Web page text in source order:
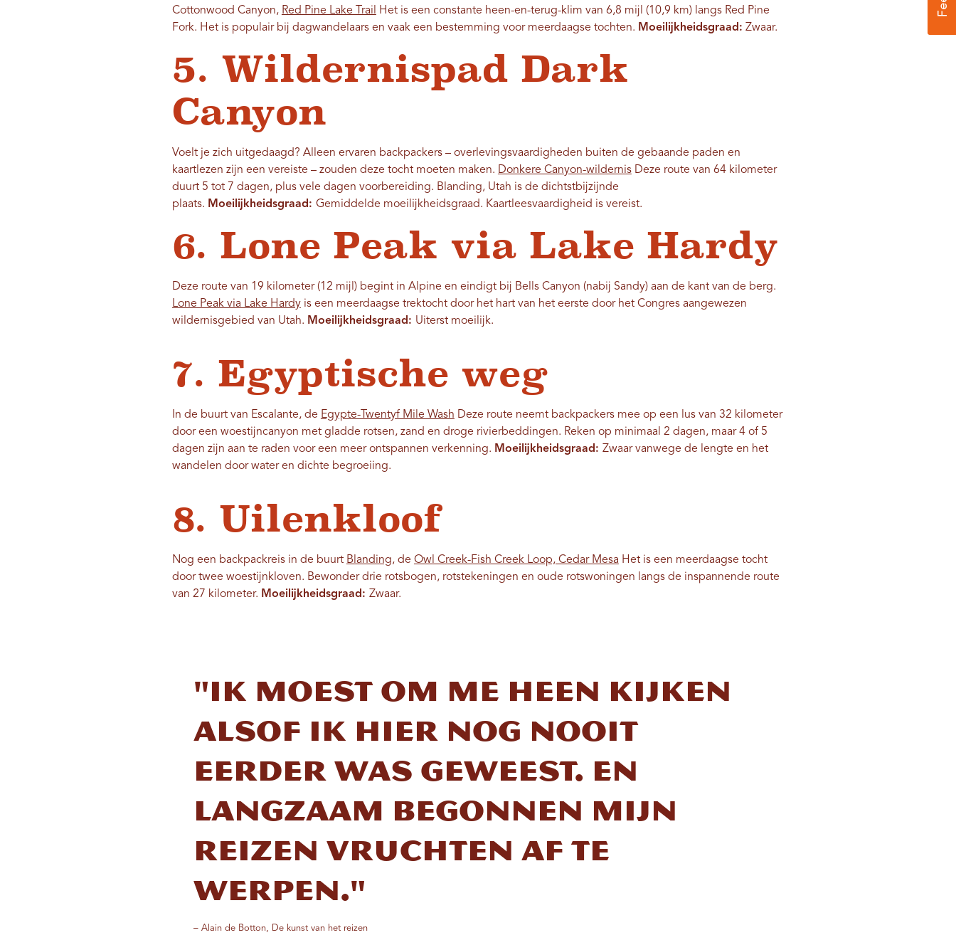
Cottonwood Canyon, Red Pine Lake Trail
Het is een constante heen-en-terug-klim van 6,8 mijl (10,9 km) langs Red Pine
Fork. Het is populair bij dagwandelaars en vaak een bestemming voor meerdaagse tochten. Moeilijkheidsgraad: Zwaar.
5. Wildernispad Dark
Canyon
Voelt je zich uitgedaagd? Alleen ervaren backpackers – overlevingsvaardigheden buiten de gebaande paden en
kaartlezen zijn een vereiste – zouden deze tocht moeten maken. Donkere Canyon-wildernisDeze route van 64 kilometer
duurt 5 tot 7 dagen, plus vele dagen voorbereiding. Blanding, Utah is de dichtstbijzijnde
plaats. Moeilijkheidsgraad: Gemiddelde moeilijkheidsgraad. Kaartleesvaardigheid is vereist.
6. Lone Peak via Lake Hardy
Deze route van 19 kilometer (12 mijl) begint in Alpine en eindigt bij Bells Canyon (nabij Sandy) aan de kant van de berg.
Lone Peak via Lake Hardyis een meerdaagse trektocht door het hart van het eerste door het Congres aangewezen
wildernisgebied van Utah. Moeilijkheidsgraad: Uiterst moeilijk.
7. Egyptische weg
In de buurt van Escalante, de Egypte-Twentyf Mile Wash Deze route neemt backpackers mee op een lus van 32 kilometer
door een woestijncanyon met gladde rotsen, zand en droge rivierbeddingen. Reken op minimaal 2 dagen, maar 4 of 5
dagen zijn aan te raden voor een meer ontspannen verkenning. Moeilijkheidsgraad: Zwaar vanwege de lengte en het
wandelen door water en dichte begroeiing.
8. Uilenkloof
Nog een backpackreis in de buurt Blanding, de Owl Creek-Fish Creek Loop, Cedar Mesa Het is een meerdaagse tocht
door twee woestijnkloven. Bewonder drie rotsbogen, rotstekeningen en oude rotswoningen langs de inspannende route
van 27 kilometer. Moeilijkheidsgraad: Zwaar.
"Ik moest om me heen kijken
alsof ik hier nog nooit
eerder was geweest. En
langzaam begonnen mijn
reizen vruchten af ​​te
werpen."
– Alain de Botton, De kunst van het reizen